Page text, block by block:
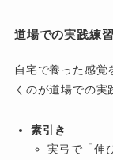
道場での実践練習
自宅で養った感覚
くのが道場での実
素引き
実弓で「伸